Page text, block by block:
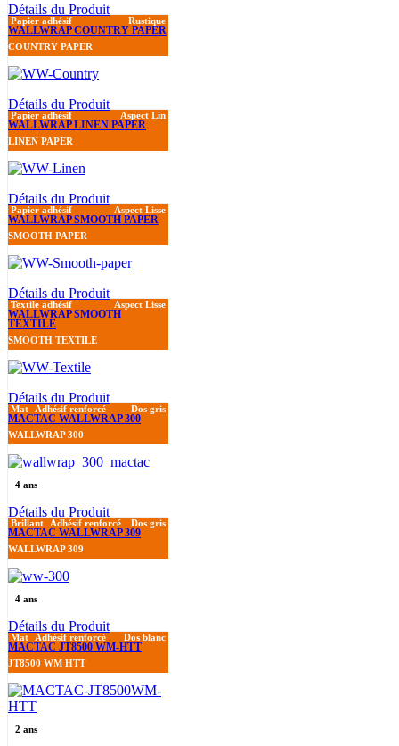
Détails du Produit
Papier adhésif Rustique
WALLWRAP COUNTRY PAPER
COUNTRY PAPER
Détails du Produit
Papier adhésif Aspect Lin
WALLWRAP LINEN PAPER
LINEN PAPER
Détails du Produit
Papier adhésif Aspect Lisse
WALLWRAP SMOOTH PAPER
SMOOTH PAPER
Détails du Produit
Textile adhésif Aspect Lisse
WALLWRAP SMOOTH
TEXTILE
SMOOTH TEXTILE
Détails du Produit
Mat Adhésif renforcé Dos gris
MACTAC WALLWRAP 300
WALLWRAP 300
4 ans
Détails du Produit
Brillant Adhésif renforcé Dos gris
MACTAC WALLWRAP 309
WALLWRAP 309
4 ans
Détails du Produit
Mat Adhésif renforcé Dos blanc
MACTAC JT8500 WM-HTT
JT8500 WM HTT
2 ans